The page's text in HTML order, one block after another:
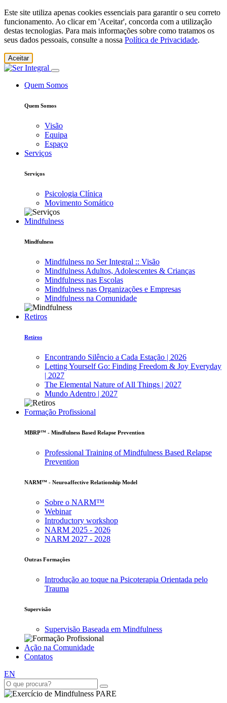
Este site utiliza apenas cookies essenciais para garantir o seu correto
funcionamento. Ao clicar em 'Aceitar', concorda com a utilização
destas tecnologias. Para mais informações sobre como tratamos os
seus dados pessoais, consulte a nossa Política de Privacidade.
Aceitar
Quem Somos
Quem Somos
Visão
Equipa
Espaço
Serviços
Serviços
Psicologia Clínica
Movimento Somático
Mindfulness
Mindfulness
Mindfulness no Ser Integral :: Visão
Mindfulness Adultos, Adolescentes & Crianças
Mindfulness nas Escolas
Mindfulness nas Organizações e Empresas
Mindfulness na Comunidade
Retiros
Retiros
Encontrando Silêncio a Cada Estação | 2026
Letting Yourself Go: Finding Freedom & Joy Everyday
| 2027
The Elemental Nature of All Things | 2027
Mundo Adentro | 2027
Formação Profissional
MBRP™ - Mindfulness Based Relapse Prevention
Professional Training of Mindfulness Based Relapse
Prevention
NARM™ - Neuroaffective Relationship Model
Sobre o NARM™
Webinar
Introductory workshop
NARM 2025 - 2026
NARM 2027 - 2028
Outras Formações
Introdução ao toque na Psicoterapia Orientada pelo
Trauma
Supervisão
Supervisão Baseada em Mindfulness
Ação na Comunidade
Contatos
EN